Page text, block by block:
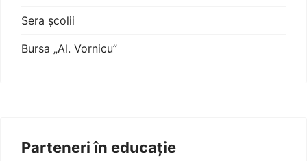
Sera școlii
Bursa „Al. Vornicu”
Parteneri în educație